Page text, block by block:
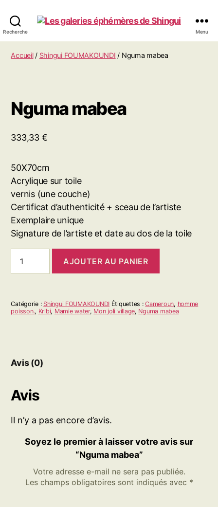
Recherche
galeries
éphémères
Menu
Accueil/ Shingui FOUMAKOUNDI / Nguma mabea
Nguma mabea
333,33 €
50X70cm
Acrylique sur toile
vernis (une couche)
Certificat d’authenticité + sceau de l’artiste
Exemplaire unique
Signature de l’artiste et date au dos de la toile
Nguma
AJOUTER AU PANIER
Catégorie : Shingui FOUMAKOUNDI Étiquettes :Cameroun, homme
poisson., Kribi, Mamie water, Mon joli village, Nguma mabea
Avis (0)
Avis
Il n’y a pas encore d’avis.
Soyez le premier à laisser votre avis sur
“Nguma mabea”
Votre adresse e-mail ne sera pas publiée.
Les champs obligatoires sont indiqués avec *